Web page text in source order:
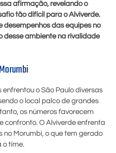
afirmação, revelando o
tão difícil para o Alviverde.
desempenhos das equipes no
desse ambiente na rivalidade
enfrentou o São Paulo diversas
o local palco de grandes
os números favorecem
confronto. O Alviverde enfrenta
Morumbi, o que tem gerado
o time.